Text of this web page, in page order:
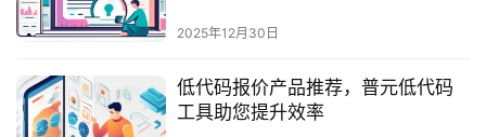
最
新
动
2025年12月30日
低代码报价产品推荐，普元低代码
工具助您提升效率